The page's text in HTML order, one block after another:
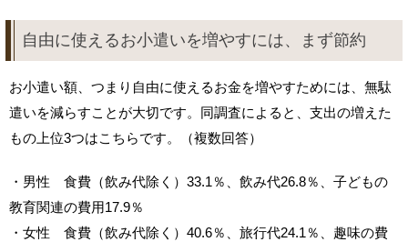
自由に使えるお小遣いを増やすには、まず節約
お小遣い額、つまり自由に使えるお金を増やすためには、無駄
遣いを減らすことが大切です。同調査によると、支出の増えた
もの上位3つはこちらです。（複数回答）
・男性 食費（飲み代除く）33.1％、飲み代26.8％、子どもの
教育関連の費用17.9％
・女性 食費（飲み代除く）40.6％、旅行代24.1％、趣味の費